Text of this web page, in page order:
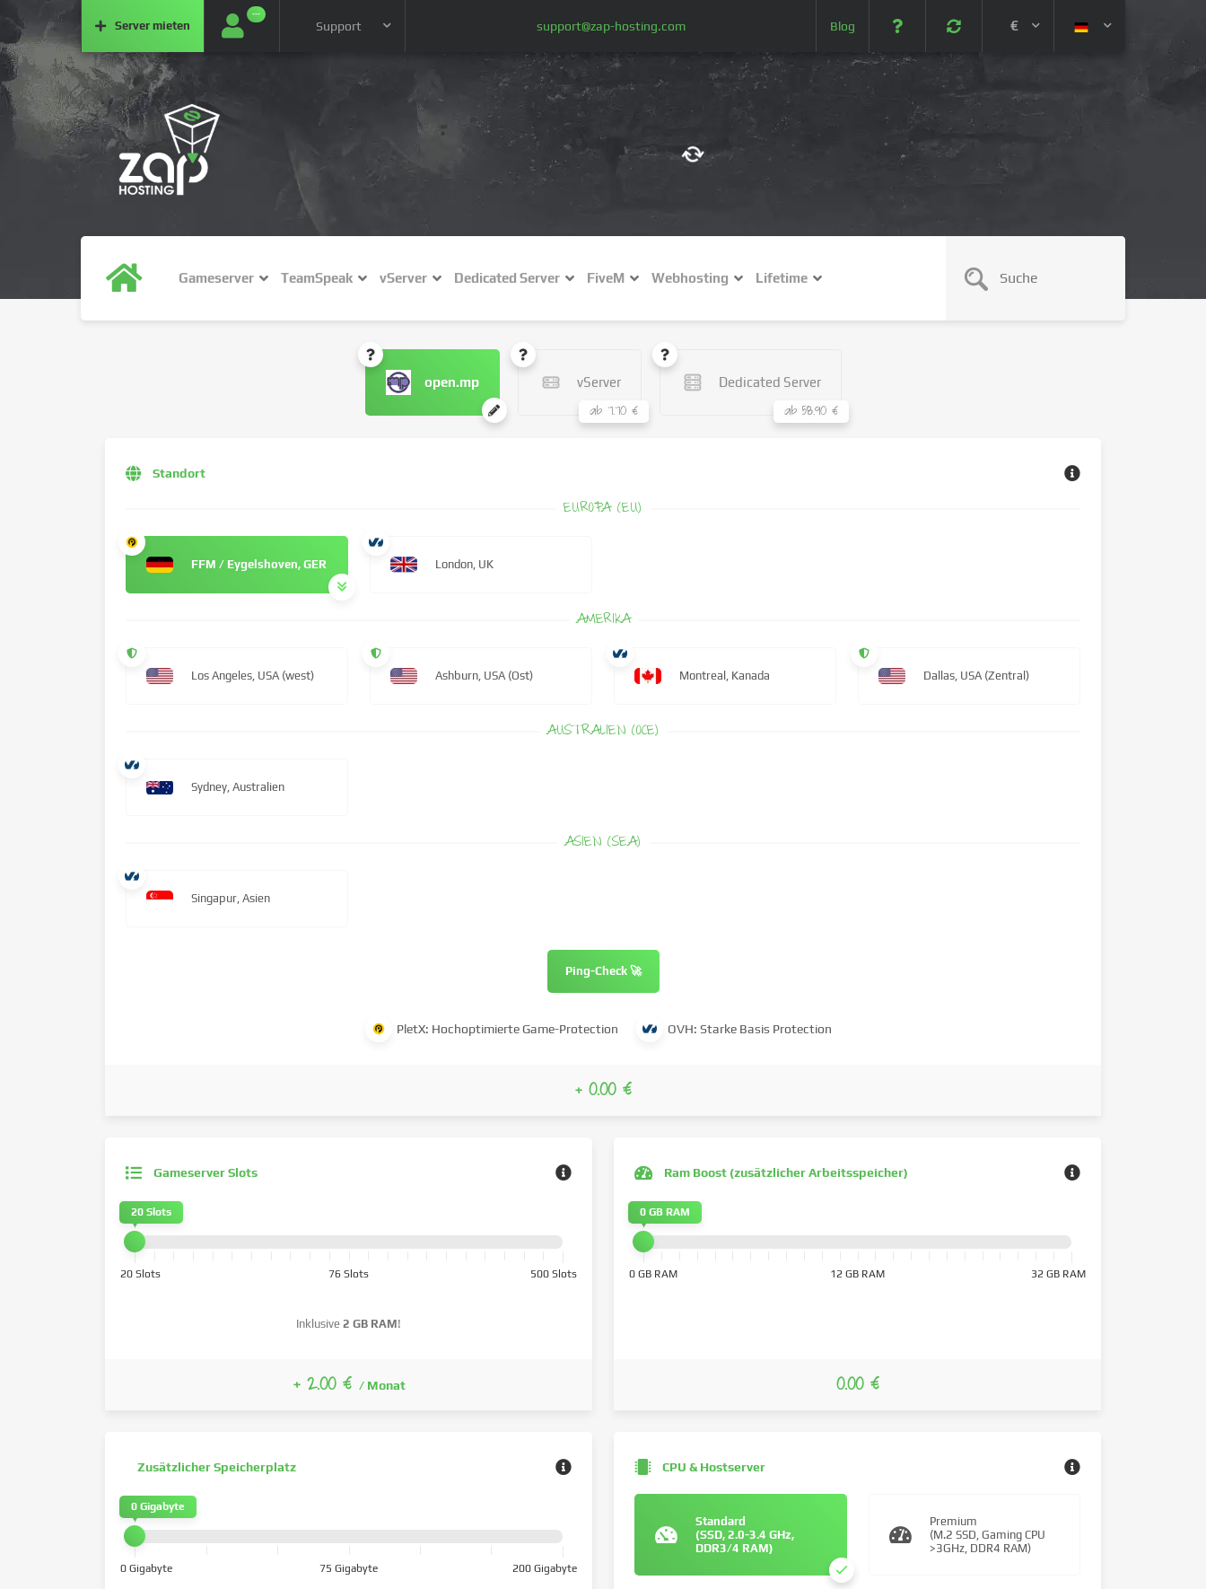
Server mieten
···
Support support@zap-hosting.com Blog €
NZ$ (NZD)
Gameserver TeamSpeak vServer Dedicated Server FiveM Webhosting Lifetime
open.mp vServer
ab 7.70 €
Dedicated Server
ab 58.90 €
Gameserver Slots
20 Slots 76 Slots 500 Slots
Inklusive 2 GB RAM!
20 Slots
+ 2.00 € / Monat
Standort
EUROPA (EU)
FFM / Eygelshoven, GER London, UK
AMERIKA
Los Angeles, USA (west) Ashburn, USA (Ost) Montreal, Kanada Dallas, USA (Zentral)
AUSTRALIEN (OCE)
Sydney, Australien
ASIEN (SEA)
Singapur, Asien
Ping-Check 🚀
PletX: Hochoptimierte Game-Protection OVH: Starke Basis Protection
+ 0.00 €
Ram Boost (zusätzlicher Arbeitsspeicher)
0 GB RAM 12 GB RAM 32 GB RAM
0 GB RAM
0.00 €
Zusätzlicher Speicherplatz
0 Gigabyte 75 Gigabyte 200 Gigabyte
0 Gigabyte
CPU & Hostserver
Standard
(SSD, 2.0-3.4 GHz,
DDR3/4 RAM)
Premium
(M.2 SSD, Gaming CPU
>3GHz, DDR4 RAM)